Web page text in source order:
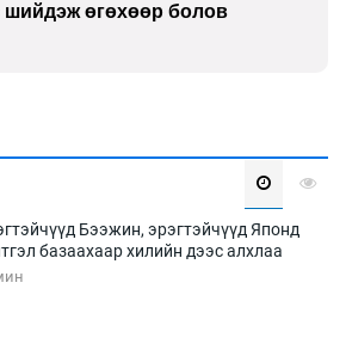
шийдэж өгөхөөр болов
Бээжин, эрэгтэйчүүд Японд
базаахаар хилийн дээс алхлаа